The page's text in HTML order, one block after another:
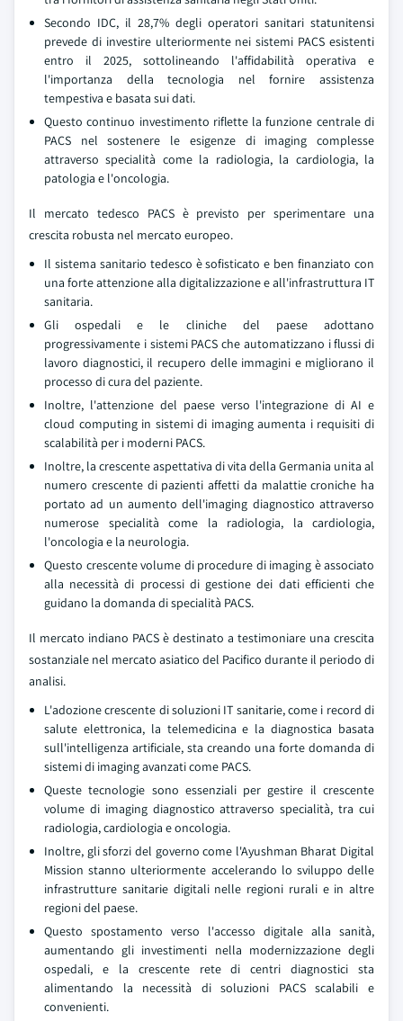
Secondo IDC, il 28,7% degli operatori sanitari statunitensi
prevede di investire ulteriormente nei sistemi PACS esistenti
entro il 2025, sottolineando l'affidabilità operativa e
l'importanza della tecnologia nel fornire assistenza
tempestiva e basata sui dati.
Questo continuo investimento riflette la funzione centrale di
PACS nel sostenere le esigenze di imaging complesse
attraverso specialità come la radiologia, la cardiologia, la
patologia e l'oncologia.
Il mercato tedesco PACS è previsto per sperimentare una
crescita robusta nel mercato europeo.
Il sistema sanitario tedesco è sofisticato e ben finanziato con
una forte attenzione alla digitalizzazione e all'infrastruttura IT
sanitaria.
Gli ospedali e le cliniche del paese adottano
progressivamente i sistemi PACS che automatizzano i flussi di
lavoro diagnostici, il recupero delle immagini e migliorano il
processo di cura del paziente.
Inoltre, l'attenzione del paese verso l'integrazione di AI e
cloud computing in sistemi di imaging aumenta i requisiti di
scalabilità per i moderni PACS.
Inoltre, la crescente aspettativa di vita della Germania unita al
numero crescente di pazienti affetti da malattie croniche ha
portato ad un aumento dell'imaging diagnostico attraverso
numerose specialità come la radiologia, la cardiologia,
l'oncologia e la neurologia.
Questo crescente volume di procedure di imaging è associato
alla necessità di processi di gestione dei dati efficienti che
guidano la domanda di specialità PACS.
Il mercato indiano PACS è destinato a testimoniare una crescita
sostanziale nel mercato asiatico del Pacifico durante il periodo di
analisi.
L'adozione crescente di soluzioni IT sanitarie, come i record di
salute elettronica, la telemedicina e la diagnostica basata
sull'intelligenza artificiale, sta creando una forte domanda di
sistemi di imaging avanzati come PACS.
Queste tecnologie sono essenziali per gestire il crescente
volume di imaging diagnostico attraverso specialità, tra cui
radiologia, cardiologia e oncologia.
Inoltre, gli sforzi del governo come l'Ayushman Bharat Digital
Mission stanno ulteriormente accelerando lo sviluppo delle
infrastrutture sanitarie digitali nelle regioni rurali e in altre
regioni del paese.
Questo spostamento verso l'accesso digitale alla sanità,
aumentando gli investimenti nella modernizzazione degli
ospedali, e la crescente rete di centri diagnostici sta
alimentando la necessità di soluzioni PACS scalabili e
convenienti.